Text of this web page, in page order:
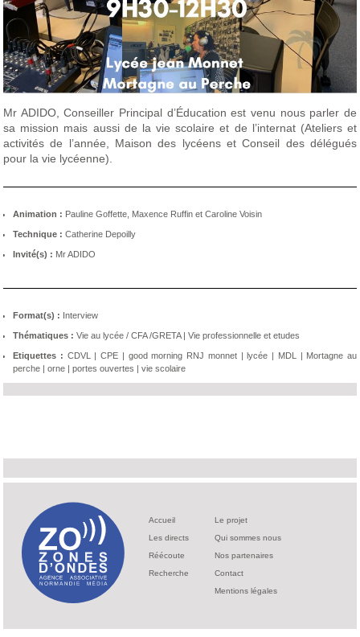
Mr ADIDO, Conseiller Principal d’Éducation est venu nous parler de
sa mission mais aussi de la vie scolaire et de l’internat (Ateliers et
activités de l’année, Maison des lycéens et Conseil des délégués
pour la vie lycéenne).
Animation : Pauline Goffette, Maxence Ruffin et Caroline Voisin
Technique : Catherine Depoilly
Invité(s) : Mr ADIDO
Format(s) : Interview
Thématiques : Vie au lycée / CFA /GRETA| Vie professionnelle et etudes
Etiquettes : CDVL | CPE | good morning RNJ monnet|lycée | MDL | Mortagne au
perche | orne | portes ouvertes | vie scolaire
Accueil
Les directs
Réécoute
Recherche
Le projet
Qui sommes nous
Nos partenaires
Contact
Mentions légales